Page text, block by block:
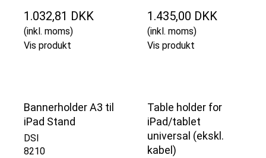
1.032,81 DKK
(inkl. moms)
Vis produkt
1.435,00 DKK
(inkl. moms)
Vis produkt
Bannerholder A3 til
iPad Stand
DSI
8210
Table holder for
iPad/tablet
universal (ekskl.
kabel)